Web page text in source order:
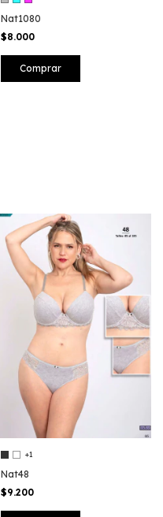
Nat1080
$8.000
Comprar
+1
Nat48
$9.200